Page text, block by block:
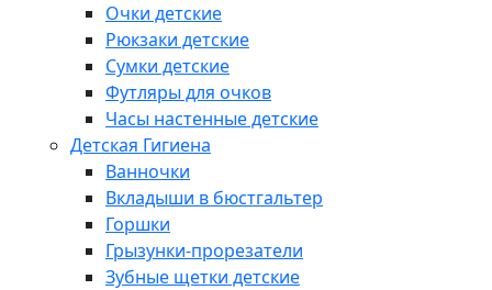
Очки детские
Рюкзаки детские
Сумки детские
Футляры для очков
Часы настенные детские
Детская Гигиена
Ванночки
Вкладыши в бюстгальтер
Горшки
Грызунки-прорезатели
Зубные щетки детские